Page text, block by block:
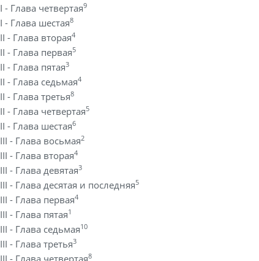
I - Глава четвертая9
I - Глава шестая8
II - Глава вторая4
II - Глава первая5
II - Глава пятая3
II - Глава седьмая4
II - Глава третья8
II - Глава четвертая5
II - Глава шестая6
III - Глава восьмая2
III - Глава вторая4
III - Глава девятая3
III - Глава десятая и последняя5
III - Глава первая4
III - Глава пятая1
III - Глава седьмая10
III - Глава третья3
III - Глава четвертая8